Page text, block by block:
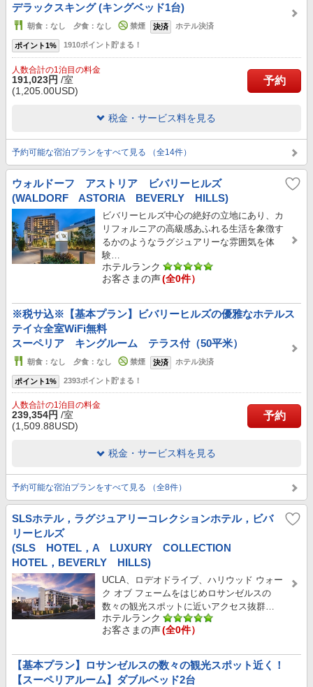
デラックスキング (キングベッド1台)
朝食：なし 夕食：なし 禁煙 決済 ホテル決済
ポイント1% 1910ポイント貯まる！
人数合計の1泊目の料金
191,023円 /室
(1,205.00USD)
予約
税金・サービス料を見る
予約可能な宿泊プランをすべて見る （全14件）
ウォルドーフ アストリア ビバリーヒルズ
(WALDORF ASTORIA BEVERLY HILLS)
ビバリーヒルズ中心の絶好の立地にあり、カ
リフォルニアの高級感あふれる生活を象徴す
るかのようなラグジュアリーな雰囲気を体
験…
ホテルランク
お客さまの声(全0件）
※税サ込※【基本プラン】ビバリーヒルズの優雅なホテルス
テイ☆全室WiFi無料
スーペリア キングルーム テラス付（50平米）
朝食：なし 夕食：なし 禁煙 決済 ホテル決済
ポイント1% 2393ポイント貯まる！
人数合計の1泊目の料金
239,354円 /室
(1,509.88USD)
予約
税金・サービス料を見る
予約可能な宿泊プランをすべて見る （全8件）
SLSホテル，ラグジュアリーコレクションホテル，ビバ
リーヒルズ
(SLS HOTEL，A LUXURY COLLECTION
HOTEL，BEVERLY HILLS)
UCLA、ロデオドライブ、ハリウッド ウォー
ク オブ フェームをはじめロサンゼルスの
数々の観光スポットに近いアクセス抜群…
ホテルランク
お客さまの声(全0件）
【基本プラン】ロサンゼルスの数々の観光スポット近く！
【スーペリアルーム】ダブルベッド2台